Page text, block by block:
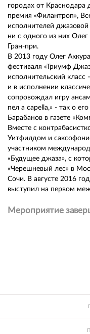
городах от
премия «Филантроп»,
исполнителей
ни с одного из них
Гран-при.
В 2013 году Олег
фестиваля «Триумф
исполнительский
и в исполнении
сопровождал игру
пел a capella,» - так о
Барабанов в газете
Вместе с
Уитфилдом и
участником
«Будущее джаза», с
«Черешневый лес» в
Сочи. В августе 2016
выступил на первом
Мероприятие